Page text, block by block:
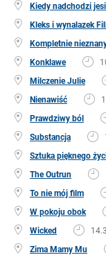
Kiedy nadchodzi
Kleks i wynalazek
Kompletnie
Konklawe
Milczenie Julie
Nienawiść
Prawdziwy ból
Substancja
Sztuka pięknego
The Outrun
To nie mój film
W pokoju obok
Wicked
Zima Mamy Mu